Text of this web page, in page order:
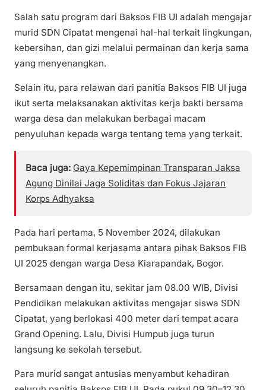
Salah satu program dari Baksos FIB UI adalah mengajar
murid SDN Cipatat mengenai hal-hal terkait lingkungan,
kebersihan, dan gizi melalui permainan dan kerja sama
yang menyenangkan.
Selain itu, para relawan dari panitia Baksos FIB UI juga
ikut serta melaksanakan aktivitas kerja bakti bersama
warga desa dan melakukan berbagai macam
penyuluhan kepada warga tentang tema yang terkait.
Baca juga: Gaya Kepemimpinan Transparan Jaksa
Agung Dinilai Jaga Soliditas dan Fokus Jajaran
Korps Adhyaksa
Pada hari pertama, 5 November 2024, dilakukan
pembukaan formal kerjasama antara pihak Baksos FIB
UI 2025 dengan warga Desa Kiarapandak, Bogor.
Bersamaan dengan itu, sekitar jam 08.00 WIB, Divisi
Pendidikan melakukan aktivitas mengajar siswa SDN
Cipatat, yang berlokasi 400 meter dari tempat acara
Grand Opening. Lalu, Divisi Humpub juga turun
langsung ke sekolah tersebut.
Para murid sangat antusias menyambut kehadiran